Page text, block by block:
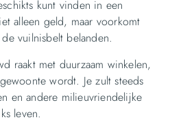
kunt vinden in een
alleen geld, maar voorkomt
vuilnisbelt belanden.
raakt met duurzaam winkelen,
wordt. Je zult steeds
en andere milieuvriendelijke
leven.